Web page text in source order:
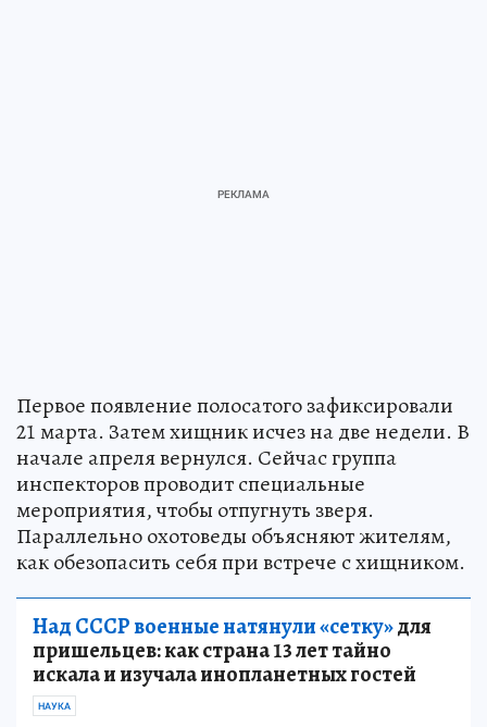
Первое появление полосатого зафиксировали
21 марта. Затем хищник исчез на две недели. В
начале апреля вернулся. Сейчас группа
инспекторов проводит специальные
мероприятия, чтобы отпугнуть зверя.
Параллельно охотоведы объясняют жителям,
как обезопасить себя при встрече с хищником.
Над СССР военные натянули «сетку»для
пришельцев: как страна 13 лет тайно
искала и изучала инопланетных гостей
НАУКА